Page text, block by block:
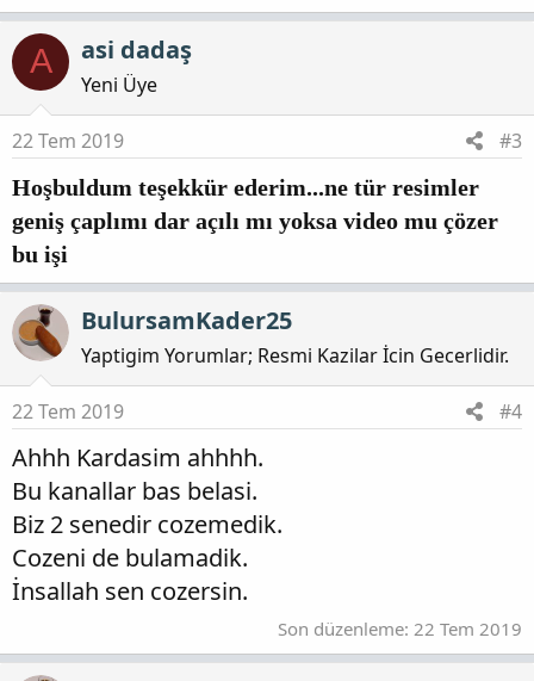
A asi dadaş
Yeni Üye
22 Tem 2019
#3
Hoşbuldum teşekkür ederim...ne tür resimler
geniş çaplımı dar açılı mı yoksa video mu çözer
bu işi
BulursamKader25
Yaptigim Yorumlar; Resmi Kazilar İcin Gecerlidir.
22 Tem 2019 #4
Ahhh Kardasim ahhhh.
Bu kanallar bas belasi.
Biz 2 senedir cozemedik.
Cozeni de bulamadik.
İnsallah sen cozersin.
Son düzenleme: 22 Tem 2019